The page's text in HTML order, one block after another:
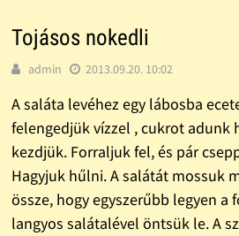
Tojásos nokedli
admin 2013.09.20. 10:02
A saláta levéhez egy lábosba
felengedjük vízzel , cukrot adunk
kezdjük. Forraljuk fel, és pár
Hagyjuk hűlni. A salátát mossuk
össze, hogy egyszerűbb legyen a
langyos salátalével öntsük le. A